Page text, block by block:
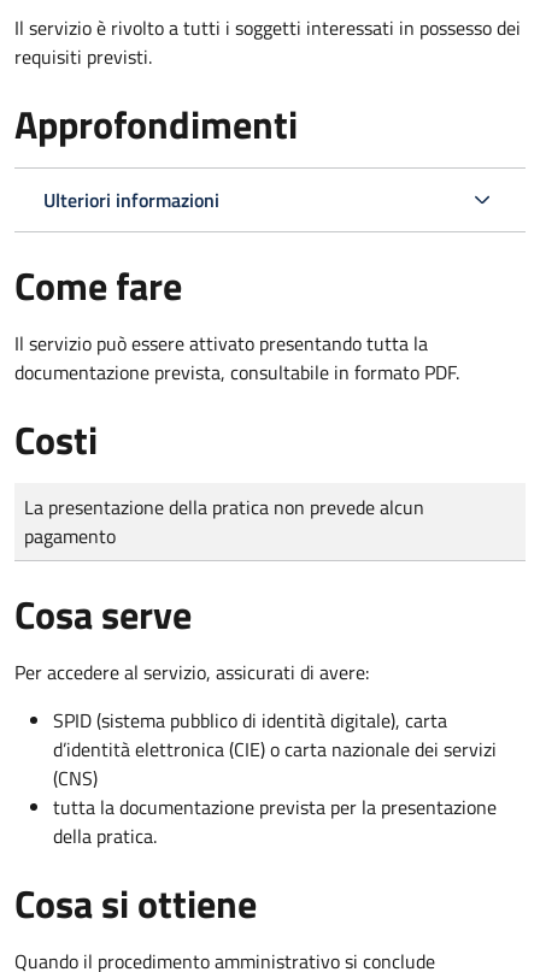
Il servizio è rivolto a tutti i soggetti interessati in possesso dei
requisiti previsti.
Approfondimenti
Ulteriori informazioni
Come fare
Il servizio può essere attivato presentando tutta la
documentazione prevista, consultabile in formato PDF.
Costi
Tipo di pagamento
Importo
La presentazione della pratica non prevede alcun
pagamento
Cosa serve
Per accedere al servizio, assicurati di avere:
SPID (sistema pubblico di identità digitale), carta
d’identità elettronica (CIE) o carta nazionale dei servizi
(CNS)
tutta la documentazione prevista per la presentazione
della pratica.
Cosa si ottiene
Quando il procedimento amministrativo si conclude